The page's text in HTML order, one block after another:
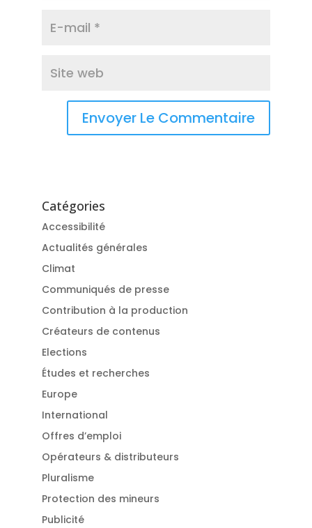
Catégories
Accessibilité
Actualités générales
Climat
Communiqués de presse
Contribution à la production
Créateurs de contenus
Elections
Études et recherches
Europe
International
Offres d’emploi
Opérateurs & distributeurs
Pluralisme
Protection des mineurs
Publicité